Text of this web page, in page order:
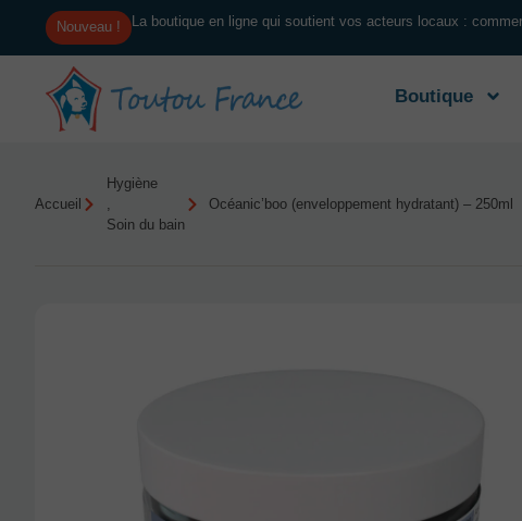
Nouveau ! La boutique en ligne qui soutient vos acteurs locaux :
Boutique
Accueil
Hygiène
,
Soin du bain
Océanic’boo (enveloppement hydratant) – 250ml